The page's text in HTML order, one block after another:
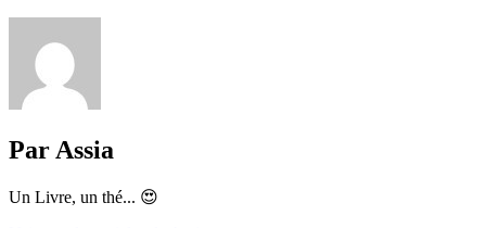
Par Assia
Un Livre, un thé... 😍